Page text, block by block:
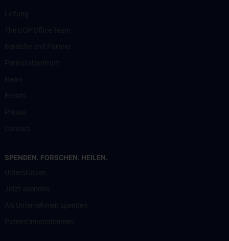
SPENDEN. FORSCHEN. HEILEN.